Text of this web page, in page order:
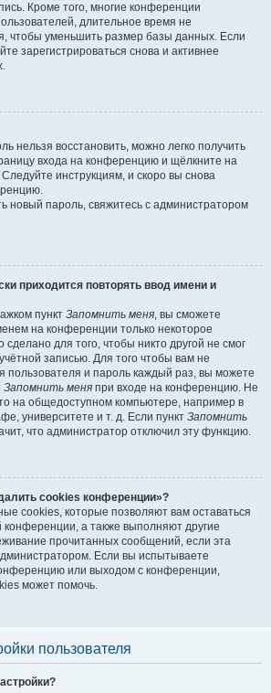
Кроме того, многие конференции
длительное время не
чтобы уменьшить размер базы данных. Если
зарегистрироваться снова и активнее
нельзя восстановить, можно легко получить
входа на конференцию и щёлкните на
Следуйте инструкциям, и скоро вы снова
новый пароль, свяжитесь с администратором
приходится повторять ввод имени и
пункт Запомнить меня, вы сможете
на конференции только некоторое
для того, чтобы никто другой не смог
записью. Для того чтобы вам не
пользователя и пароль каждый раз, вы можете
Запомнить меня при входе на конференцию. Не
на общедоступном компьютере, например в
университете и т. д. Если пункт Запомнить
что администратор отключил эту функцию.
cookies конференции»?
cookies, которые позволяют вам оставаться
а также выполняют другие
прочитанных сообщений, если эта
Если вы испытываете
или выходом с конференции,
может помочь.
пользователя